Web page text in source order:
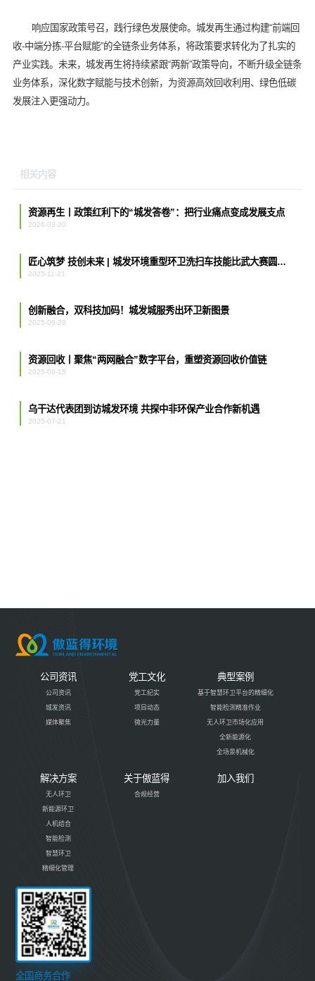
响应国家政策号召，践行绿色发展使命。城发再生通过构建“前端回
收-中端分拣-平台赋能”的全链条业务体系，将政策要求转化为了扎实的
产业实践。未来，城发再生将持续紧跟“两新”政策导向，不断升级全链条
业务体系，深化数字赋能与技术创新，为资源高效回收利用、绿色低碳
发展注入更强动力。
相关内容
资源再生丨政策红利下的“城发答卷”：把行业痛点变成发展支点
2026-03-20
匠心筑梦 技创未来 | 城发环境重型环卫洗扫车技能比武大赛圆满举行
2025-11-21
创新融合，双科技加码！城发城服秀出环卫新图景
2025-09-28
资源回收丨聚焦“两网融合”数字平台，重塑资源回收价值链
2025-08-15
乌干达代表团到访城发环境 共探中非环保产业合作新机遇
2025-07-21
公司资讯
公司资讯
城发资讯
媒体聚焦
党工文化
党工纪实
项目动态
微光力量
典型案例
基于智慧环卫平台的精细化
智能检测精准作业
无人环卫市场化应用
全新能源化
全场景机械化
解决方案
无人环卫
新能源环卫
人机结合
智能检测
智慧环卫
精细化管理
关于傲蓝得
合规经营
加入我们
全国商务合作